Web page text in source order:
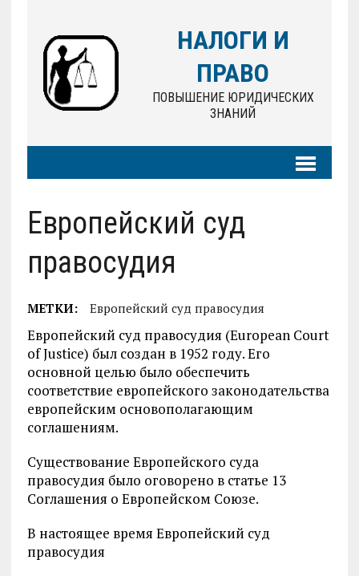
НАЛОГИ И
ПРАВО
ПОВЫШЕНИЕ ЮРИДИЧЕСКИХ
ЗНАНИЙ
Европейский суд
правосудия
МЕТКИ: Европейский суд правосудия
Европейский суд правосудия (European Court
of Justice) был создан в 1952 году. Его
основной целью было обеспечить
соответствие европейского законодательства
европейским основополагающим
соглашениям.
Существование Европейского суда
правосудия было оговорено в статье 13
Соглашения о Европейском Союзе.
В настоящее время Европейский суд
правосудия